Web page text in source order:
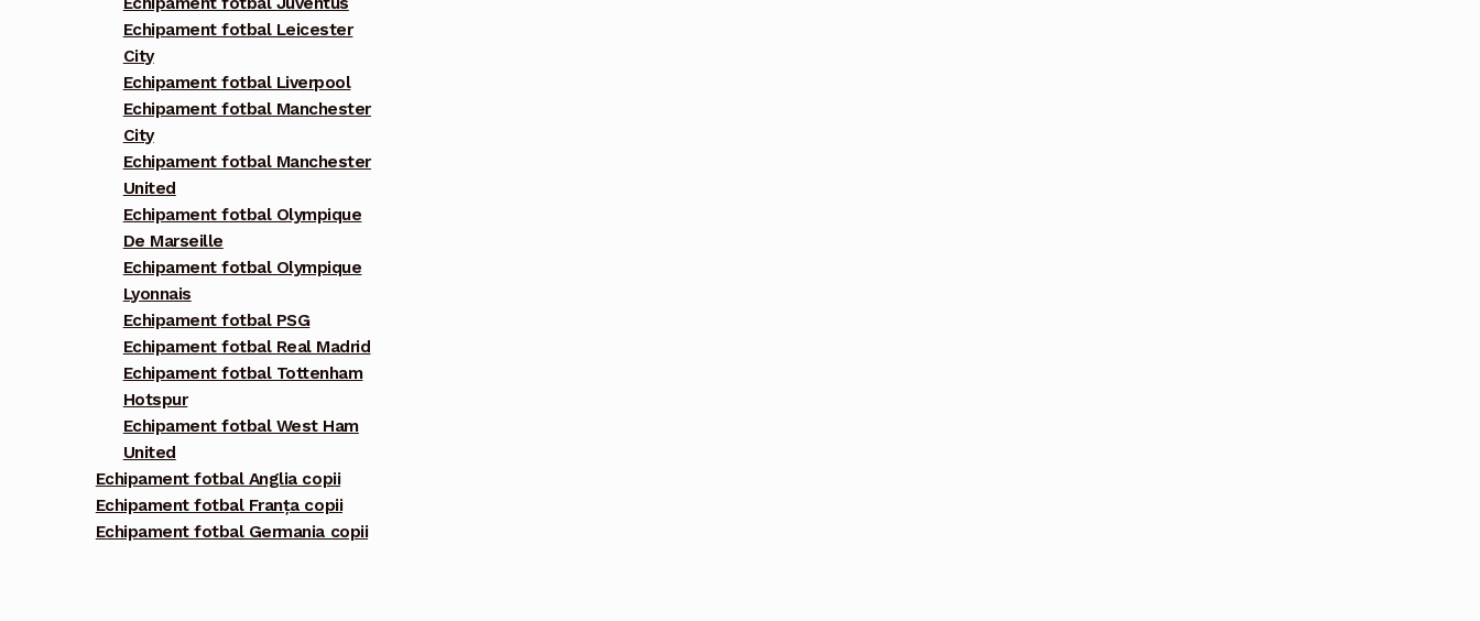
Echipament fotbal Leicester
City
Echipament fotbal Liverpool
Echipament fotbal Manchester
City
Echipament fotbal Manchester
United
Echipament fotbal Olympique
De Marseille
Echipament fotbal Olympique
Lyonnais
Echipament fotbal PSG
Echipament fotbal Real Madrid
Echipament fotbal Tottenham
Hotspur
Echipament fotbal West Ham
United
Echipament fotbal Anglia copii
Echipament fotbal Franța copii
Echipament fotbal Germania copii